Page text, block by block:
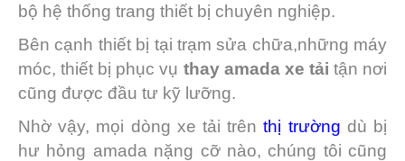
bộ hệ thống trang thiết bị chuyên nghiệp.
Bên cạnh thiết bị tại trạm sửa chữa,những máy
móc, thiết bị phục vụ thay amada xe tải tận nơi
cũng được đầu tư kỹ lưỡng.
Nhờ vậy, mọi dòng xe tải trênthị trường dù bị
hư hỏng amada nặng cỡ nào, chúng tôi cũng